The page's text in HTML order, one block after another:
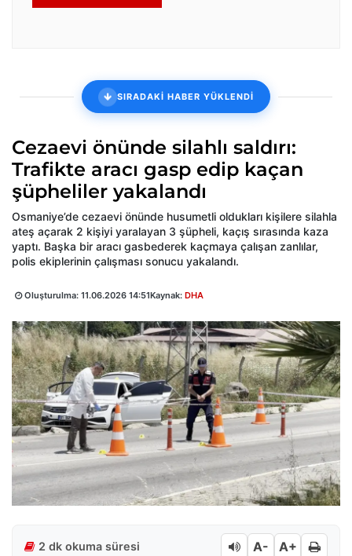
SIRADAKİ HABER YÜKLENDİ
Cezaevi önünde silahlı saldırı:
Trafikte aracı gasp edip kaçan
şüpheliler yakalandı
Osmaniye’de cezaevi önünde husumetli oldukları kişilere silahla
ateş açarak 2 kişiyi yaralayan 3 şüpheli, kaçış sırasında kaza
yaptı. Başka bir aracı gasbederek kaçmaya çalışan zanlılar,
polis ekiplerinin çalışması sonucu yakalandı.
Oluşturulma: 11.06.2026 14:51Kaynak: DHA
2 dk okuma süresi A- A+